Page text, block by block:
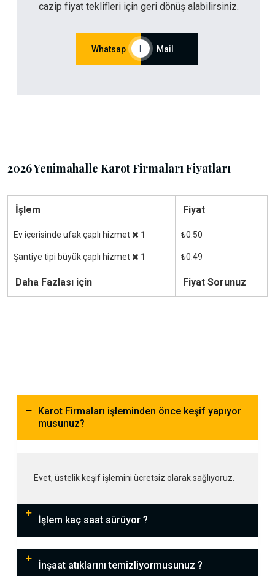
cazip fiyat teklifleri için geri dönüş alabilirsiniz.
Whatsap Mail
2026 Yenimahalle Karot Firmaları Fiyatları
İşlem Fiyat
Ev içerisinde ufak çaplı hizmet 1 ₺0.50
Şantiye tipi büyük çaplı hizmet 1 ₺0.49
Daha Fazlası için Fiyat Sorunuz
Karot Firmaları işleminden önce keşif yapıyor
musunuz?
Evet, üstelik keşif işlemini ücretsiz olarak sağlıyoruz.
İşlem kaç saat sürüyor ?
İnşaat atıklarını temizliyormusunuz ?